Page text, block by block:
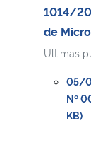
1014/
de
Ultimas
05/
Nº
KB)